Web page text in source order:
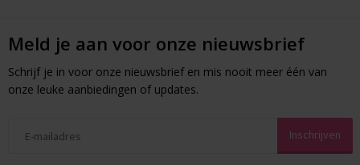
Meld je aan voor onze nieuwsbrief
Schrijf je in voor onze nieuwsbrief en mis nooit meer één van
onze leuke aanbiedingen of updates.